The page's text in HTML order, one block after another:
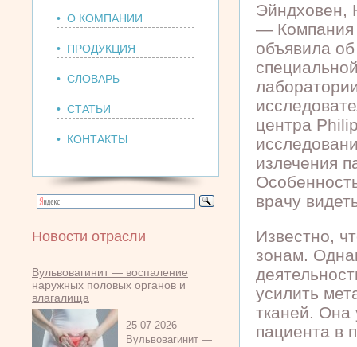
• О КОМПАНИИ
• ПРОДУКЦИЯ
• СЛОВАРЬ
• СТАТЬИ
• КОНТАКТЫ
Новости отрасли
Вульвовагинит — воспаление
наружных половых органов и
влагалища
25-07-2026
Вульвовагинит —
Эйндховен,
— Компания
объявила
центра
излечения
врачу
Известно,
зонам.
усилить
тканей. Она
пациента в